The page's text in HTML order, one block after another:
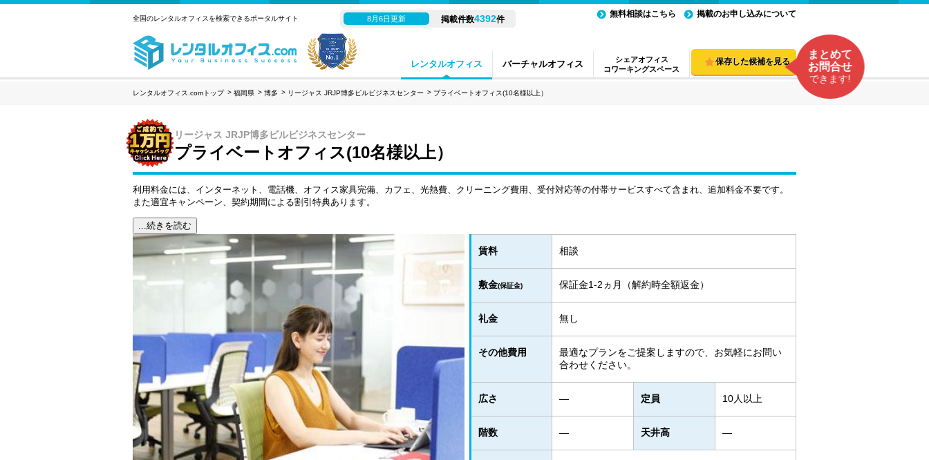
レンタルオフィス バーチャルオフィス
シェアオフィス
コワーキングスペース
全国のレンタルオフィスを検索できるポータルサイト 8月6日更新 掲載件数4392件
無料相談はこちら 掲載のお申し込みについて
保存した候補を見る
まとめて
お問合せ
できます!
レンタルオフィス.comトップ 福岡県 博多 リージャス JRJP博多ビルビジネスセンター プライベートオフィス(10名様以上）
リージャス JRJP博多ビルビジネスセンター
プライベートオフィス(10名様以上）
利用料金には、インターネット、電話機、オフィス家具完備、カフェ、光熱費、クリーニング費用、受付対応等の付帯サービスすべて含まれ、追加料金不要です。
また適宜キャンペーン、契約期間による割引特典あります。
...続きを読む
賃料 相談
敷金(保証金) 保証金1-2ヵ月（解約時全額返金）
礼金 無し
その他費用
最適なプランをご提案しますので、お気軽にお問い
合わせください。
広さ ― 定員 10人以上
階数 ― 天井高 ―